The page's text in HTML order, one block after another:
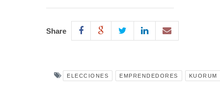
Share
ELECCIONES EMPRENDEDORES KUORUM